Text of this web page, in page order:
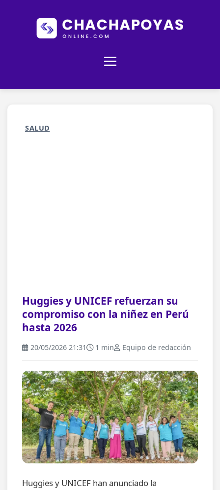
SALUD
Huggies y UNICEF refuerzan su
compromiso con la niñez en Perú
hasta 2026
20/05/2026 21:31 1 min Equipo de redacción
Huggies y UNICEF han anunciado la